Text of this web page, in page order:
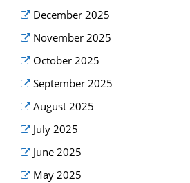
December 2025
November 2025
October 2025
September 2025
August 2025
July 2025
June 2025
May 2025